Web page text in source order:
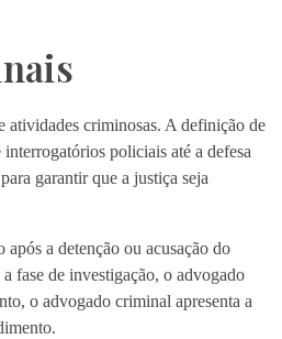
atividades criminosas. A definição de
policiais até a defesa
garantir que a justiça seja
a detenção ou acusação do
fase de investigação, o advogado
o advogado criminal apresenta a